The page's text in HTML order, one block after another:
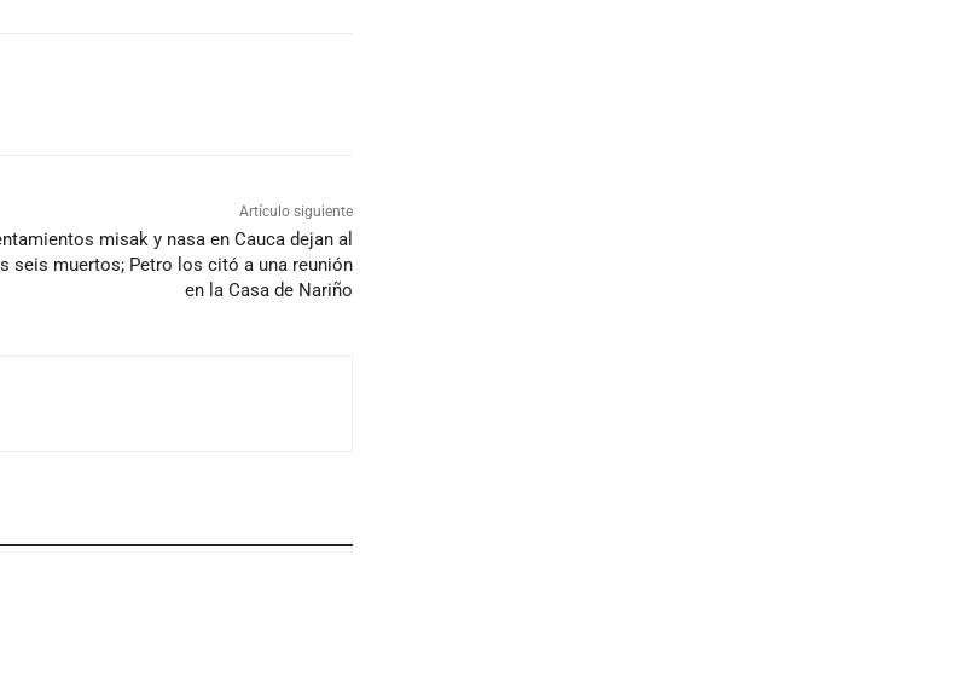
Artículo siguiente
misak y nasa en Cauca dejan al
seis muertos; Petro los citó a una reunión
en la Casa de Nariño